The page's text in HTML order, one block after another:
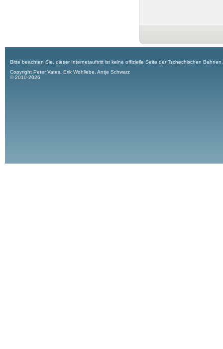
Bitte beachten Sie, dieser Internetauftritt ist keine offizielle Seite der Tschechischen
Copyright Peter Vates, Erik Wohllebe, Antje Schwarz
© 2010-2026